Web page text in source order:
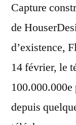
Capture
de
d’existence,
14 février, le
depuis